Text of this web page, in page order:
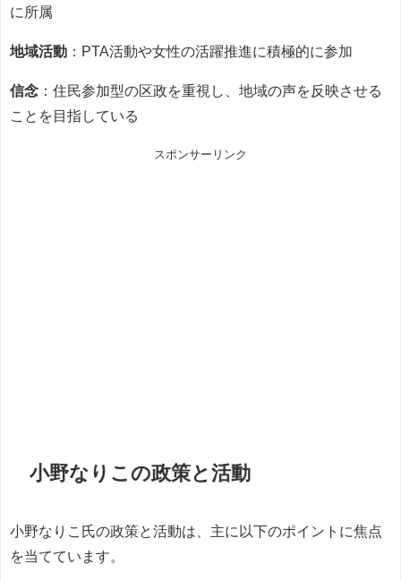
に所属
地域活動 ：PTA活動や女性の活躍推進に積極的に参加
信念 ：住民参加型の区政を重視し、地域の声を反映させる
ことを目指している
スポンサーリンク
小野なりこの政策と活動
小野なりこ氏の政策と活動は、主に以下のポイントに焦点
を当てています。